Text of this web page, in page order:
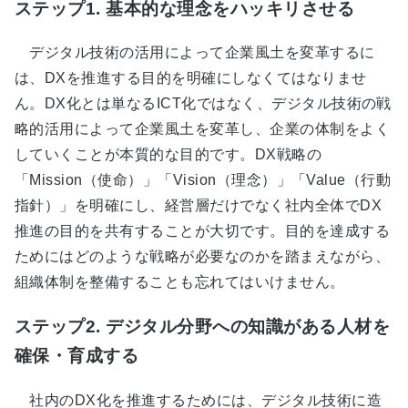
ステップ1. 基本的な理念をハッキリさせる
デジタル技術の活用によって企業風土を変革するに
は、DXを推進する目的を明確にしなくてはなりませ
ん。DX化とは単なるICT化ではなく、デジタル技術の戦
略的活用によって企業風土を変革し、企業の体制をよく
していくことが本質的な目的です。DX戦略の
「Mission（使命）」「Vision（理念）」「Value（行動
指針）」を明確にし、経営層だけでなく社内全体でDX
推進の目的を共有することが大切です。目的を達成する
ためにはどのような戦略が必要なのかを踏まえながら、
組織体制を整備することも忘れてはいけません。
ステップ2. デジタル分野への知識がある人材を
確保・育成する
社内のDX化を推進するためには、デジタル技術に造